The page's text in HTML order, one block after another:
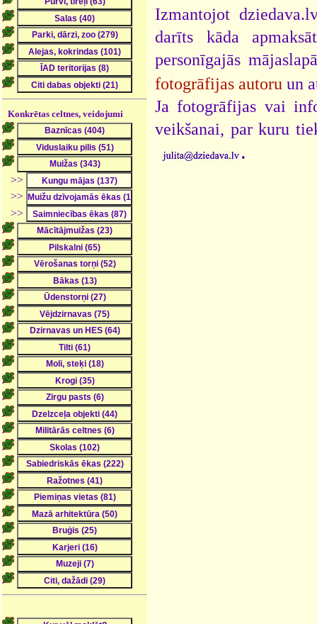
Konkrētas celtnes, veidojumi
>>
>>
>>
Izmantojot
darīts kāda
personīgajās
fotogrāfijas autoru un
Ja fotogrāfijas vai
veikšanai, par kuru
.